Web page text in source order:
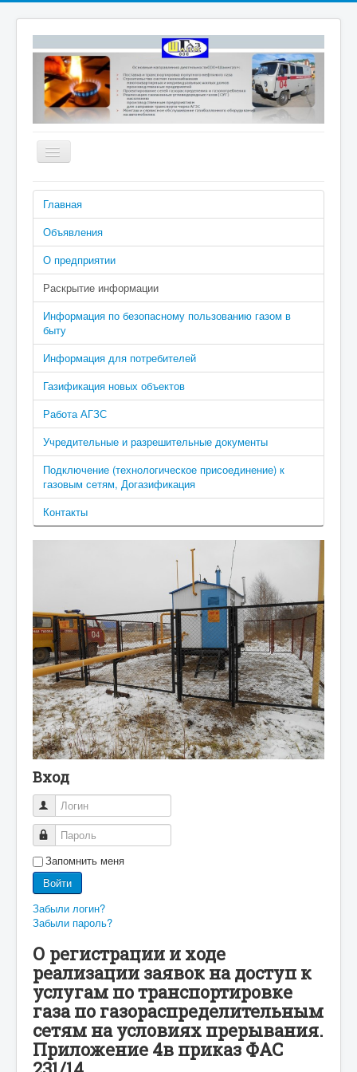
Включить/
Номера телефонов аварийно-
диспетчерской службы: 04 (040 с
Главная
Объявления
О предприятии
Раскрытие информации
Информация по безопасному пользованию газом в
быту
Информация для потребителей
Газификация новых объектов
Работа АГЗС
Учредительные и разрешительные документы
Подключение (технологическое присоединение) к
газовым сетям, Догазификация
Контакты
Вход
Логин
Пароль
Запомнить меня
Войти
Забыли логин?
Забыли пароль?
О регистрации и ходе
реализации заявок на доступ к
услугам по транспортировке
газа по газораспределительным
сетям на условиях прерывания.
Приложение 4в приказ ФАС